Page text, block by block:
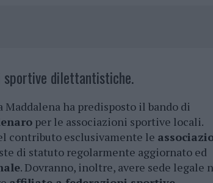
dilettantistiche.
ha predisposto il bando di
per le associazioni sportive locali.
contributo esclusivamente le
di statuto regolarmente aggiornato ed
. Dovranno, inoltre, avere sede legale